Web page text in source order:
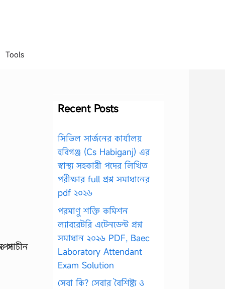
Tools
Recent Posts
সিভিল সার্জনের কার্যালয়
হবিগঞ্জ (Cs Habiganj) এর
স্বাস্থ্য সহকারী পদের লিখিত
পরীক্ষার full প্রশ্ন সমাধানের
pdf ২০২৬
পরমাণু শক্তি কমিশন
ল্যাবরেটরি এটেনডেন্ট প্রশ্ন
সমাধান ২০২৬ PDF, Baec
Laboratory Attendant
Exam Solution
সেবা কি? সেবার বৈশিষ্ট্য ও